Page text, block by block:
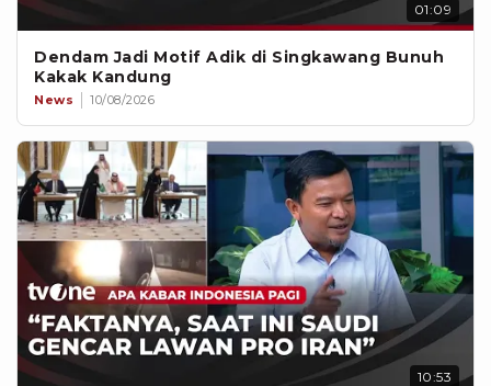
01:09
Dendam Jadi Motif Adik di Singkawang Bunuh
Kakak Kandung
News 10/08/2026
10:53